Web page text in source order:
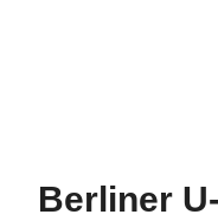
Berliner